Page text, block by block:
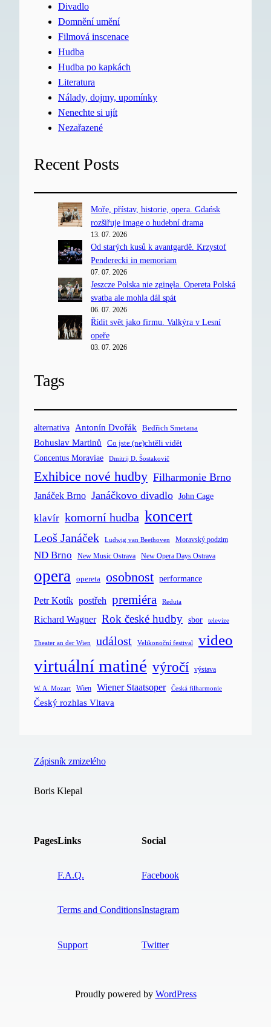
Divadlo
Domnění umění
Filmová inscenace
Hudba
Hudba po kapkách
Literatura
Nálady, dojmy, upomínky
Nenechte si ujít
Nezařazené
Recent Posts
Moře, přístav, historie, opera. Gdańsk
rozšiřuje image o hudební drama
13. 07. 2026
Od starých kusů k avantgardě. Krzystof
Penderecki in memoriam
07. 07. 2026
Jeszcze Polska nie zginęła. Opereta Polská
svatba ale mohla dál spát
06. 07. 2026
Řídit svět jako firmu. Valkýra v Lesní
opeře
03. 07. 2026
Tags
alternativa Antonín Dvořák Bedřich Smetana
Bohuslav Martinů Co jste (ne)chtěli vidět
Concentus Moraviae Dmitrij D. Šostakovič
Exhibice nové hudby Filharmonie Brno
Janáček Brno Janáčkovo divadlo John Cage
klavír komorní hudba koncert
Leoš Janáček Ludwig van Beethoven Moravský podzim
ND Brno New Music Ostrava New Opera Days Ostrava
opera opereta osobnost performance
Petr Kotík postřeh premiéra Reduta
Richard Wagner Rok české hudby sbor televize
Theater an der Wien událost Velikonoční festival video
virtuální matiné výročí výstava
W. A. Mozart Wien Wiener Staatsoper Česká filharmonie
Český rozhlas Vltava
Zápisník zmizelého
Boris Klepal
PagesLinks
F.A.Q.
Terms and Conditions
Support
Social
Facebook
Instagram
Twitter
Proudly powered by WordPress